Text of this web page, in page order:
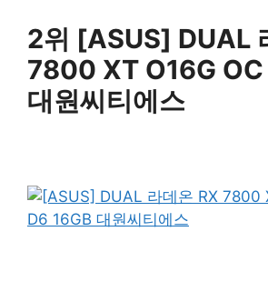
2위 [ASUS] DUAL
7800 XT O16G OC
대원씨티에스